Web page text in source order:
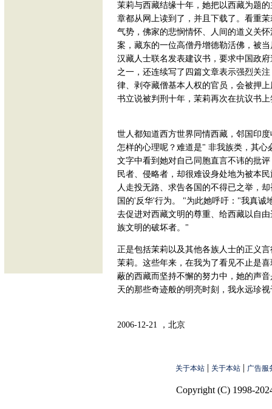
茉莉与西藏结缘十年，她把以西藏为题
章都从网上读到了，并且下载了。看重
气势，佛家的悲悯情怀、人间的道义关
案，藏东的一位高僧丹增德勒活佛，被
汉藏人士联名发表建议书，要求中国政
之一，还连续写了四篇文章表示强烈关
律、剥夺藏僧基本人权的官员，会被押
书立说被判刑十年，茉莉再次在抗议书
世人都知道西方世界同情西藏，邻国印
怎样的心理呢？难道是" 非我族类，其
文字中看到她对自己同胞直言不讳的批
民者、侵略者，却很难设身处地为被本
人走投无路、求告各国的不得已之举，
国的'反华'行为。 "为此她呼吁："我真诚
去促进对西藏文明的尊重、给西藏以自
族文明的破坏者。"
正是包括茉莉以及其他各族人士的正义
茉莉。这些年来，在我为了看见不止是
蔽的西藏而坚持不懈的努力中，她的声
天的那些奇迹般的明亮时刻，我永远珍
2006-12-21 ，北京
关于本站 | 关于本站 | 广告服
Copyright (C) 1998-